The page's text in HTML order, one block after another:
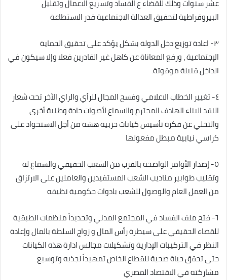
عشر سنوات وذلك للقضاء ع الفساد وتسريع الاعمال وتقليل
البيروقراطية لتحقيق العدالة الاجتماعية قدر الاستطاعة
٣- اعادة توزيع دخل الدولة بشكل يؤكد على تحقيق الحماية
الإجتماعية ، ورفع المعاناة عن كاهل غير القادرين فعلا وإلا سيكون في
الداخل قنبلة موقوتة.
٤- تغيير الخطاب الاعلامي وفسح المجال للرأي والراي الآخر تحت شعار
النقد البناء الهادف المحترم والسماع لأصوات جادة وطنية أخرى
والتخلي عن فكرة تأسيس كيانات حزبية هشة من أجل الاستحواذ على
كراسي نيابية مبطل مفعولها
٥- إصدار الأوامر الواضحة بالقرب من الشعب الحقيقي والسماع له
وتقليب طوابير مناديب الشعب المستفيدين والعاملين على الارتزاق
من العمل العام والوصول للشعب بادوات حكومية نظيفه
٦- فتح ملف الفساد في المجتمع المدني وتحديداً منظمات الطبقية
للقضاء الحقيقي على سيطرة رأس المال و زواج السلطة بالمال وإعادة
النظر في التركيبات الإدارية وتشكيلات مجالس ادارة هذه الكيانات
حتى تحقق حياة صحية للقطاع الخاص تمهيداً لجذبه وتوسيع
مشاركته في الاقتصاد المصري